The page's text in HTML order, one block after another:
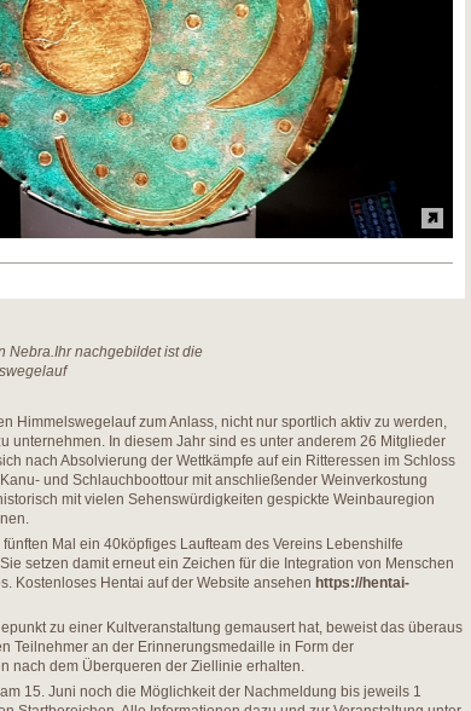
Nebra.Ihr nachgebildet ist die
Himmelswegelauf zum Anlass, nicht nur sportlich aktiv zu werden,
unternehmen. In diesem Jahr sind es unter anderem 26 Mitglieder
nach Absolvierung der Wettkämpfe auf ein Ritteressen im Schloss
und Schlauchboottour mit anschließender Weinverkostung
mit vielen Sehenswürdigkeiten gespickte Weinbauregion
Mal ein 40köpfiges Laufteam des Vereins Lebenshilfe
setzen damit erneut ein Zeichen für die Integration von Menschen
Kostenloses Hentai auf der Website ansehen https://hentai-
zu einer Kultveranstaltung gemausert hat, beweist das überaus
Teilnehmer an der Erinnerungsmedaille in Form der
nach dem Überqueren der Ziellinie erhalten.
15. Juni noch die Möglichkeit der Nachmeldung bis jeweils 1